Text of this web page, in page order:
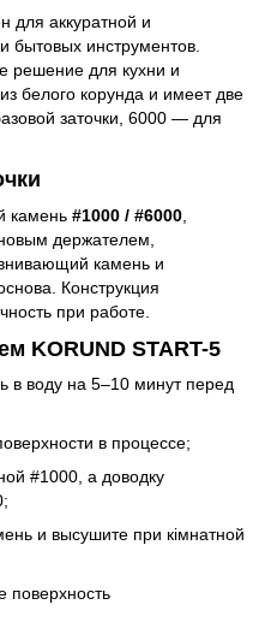
для аккуратной и
бытовых инструментов.
решение для кухни и
белого корунда и имеет две
заточки, 6000 — для
камень #1000 / #6000
держателем,
камень и
Конструкция
при работе.
KORUND START-5
в воду на 5–10 минут перед
в процессе;
#1000, а доводку
и высушите при кімнатной
поверхность